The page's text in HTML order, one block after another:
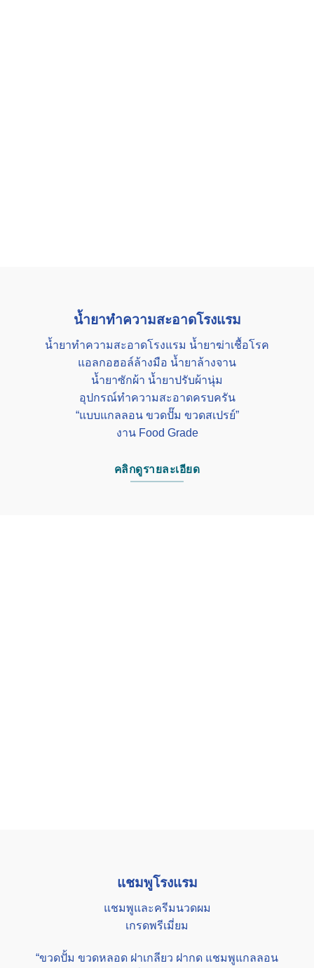
น้ำยาทำความสะอาดโรงแรม
น้ำยาทำความสะอาดโรงแรม น้ำยาฆ่าเชื้อโรค
แอลกอฮอล์ล้างมือ น้ำยาล้างจาน
น้ำยาซักผ้า น้ำยาปรับผ้านุ่ม
อุปกรณ์ทำความสะอาดครบครัน
“แบบแกลลอน ขวดปั๊ม ขวดสเปรย์”
งาน Food Grade
คลิกดูรายละเอียด
แชมพูโรงแรม
แชมพูและครีมนวดผม
เกรดพรีเมี่ยม
“ขวดปั้ม ขวดหลอด ฝาเกลียว ฝากด แชมพูแกลลอน